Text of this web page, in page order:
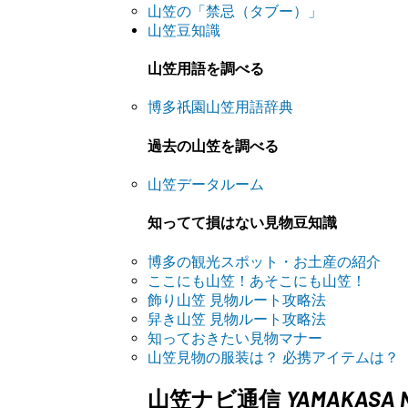
山笠の「禁忌（タブー）」
山笠豆知識
山笠用語を調べる
博多祇園山笠用語辞典
過去の山笠を調べる
山笠データルーム
知ってて損はない見物豆知識
博多の観光スポット・お土産の紹介
ここにも山笠！あそこにも山笠！
飾り山笠 見物ルート攻略法
舁き山笠 見物ルート攻略法
知っておきたい見物マナー
山笠見物の服装は？ 必携アイテムは？
山笠ナビ通信 YAMAKASA